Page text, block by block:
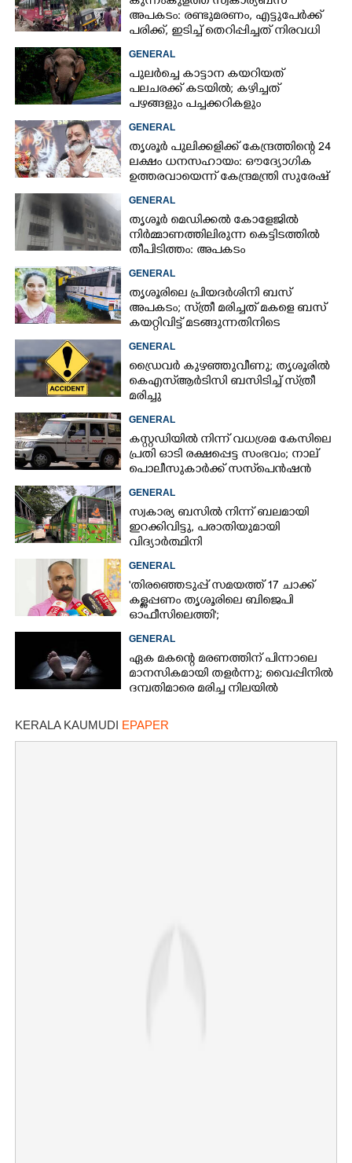
അപകടം: രണ്ടുമരണം, എട്ടുപേർക്ക്
പരിക്ക്, ഇടിച്ച് തെറിപ്പിച്ചത് നിരവധി
GENERAL
പുലർച്ചെ കാട്ടാന കയറിയത്
പലചരക്ക് കടയിൽ; കഴിച്ചത്
പഴങ്ങളും പച്ചക്കറികളും
GENERAL
തൃശൂർ പുലിക്കളിക്ക് കേന്ദ്രത്തിന്റെ 24
ലക്ഷം ധനസഹായം: ഔദ്യോഗിക
ഉത്തരവായെന്ന് കേന്ദ്രമന്ത്രി സുരേഷ്
GENERAL
തൃശൂർ മെഡിക്കൽ കോളേജിൽ
നിർമ്മാണത്തിലിരുന്ന കെട്ടിടത്തിൽ
തീപിടിത്തം: അപകടം
GENERAL
തൃശൂരിലെ പ്രിയദർശിനി ബസ്
അപകടം; സ്‌ത്രീ മരിച്ചത് മകളെ ബസ്
കയറ്റിവിട്ട് മടങ്ങുന്നതിനിടെ
GENERAL
ഡ്രൈവർ കുഴഞ്ഞുവീണു; തൃശൂരിൽ
കെഎസ്‌ആർടിസി ബസിടിച്ച് സ്‌ത്രീ
മരിച്ചു
GENERAL
കസ്റ്റഡിയിൽ നിന്ന് വധശ്രമ കേസിലെ
പ്രതി ഓടി രക്ഷപ്പെട്ട സംഭവം; നാല്
പൊലീസുകാർക്ക് സസ്‌പെൻഷൻ
GENERAL
സ്വകാര്യ ബസിൽ നിന്ന് ബലമായി
ഇറക്കിവിട്ടു, പരാതിയുമായി
വിദ്യാർത്ഥിനി
GENERAL
'തിരഞ്ഞെടുപ്പ് സമയത്ത് 17 ചാക്ക്
കള്ളപ്പണം തൃശൂരിലെ ബിജെപി
ഓഫീസിലെത്തി';
സെക്രട്ടറി
GENERAL
ഏക മകന്റെ മരണത്തിന് പിന്നാലെ
മാനസികമായി തളർന്നു; വൈപ്പിനിൽ
ദമ്പതിമാരെ മരിച്ച നിലയിൽ
KERALA KAUMUDI EPAPER